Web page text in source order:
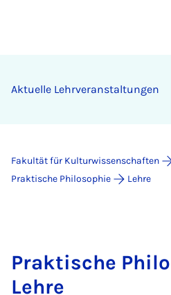
Ak­tu­el­le Lehr­ver­an­stal­tun­gen
Fakultät für Kulturwissenschaften
Praktische Philosophie
Lehre
Praktische
Lehre